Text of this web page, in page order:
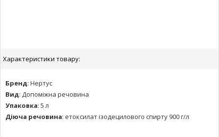
Характеристики товару:
Бренд: Нертус
Вид: Допоміжна речовина
Упаковка: 5 л
Діюча речовина: етоксилат ізодецилового спирту 900 г/л